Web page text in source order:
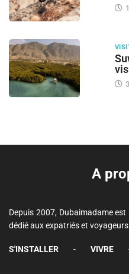
A
Depuis 2007, Dubaimadame
dédié aux expatriés et
S'INSTALLER - VIVRE